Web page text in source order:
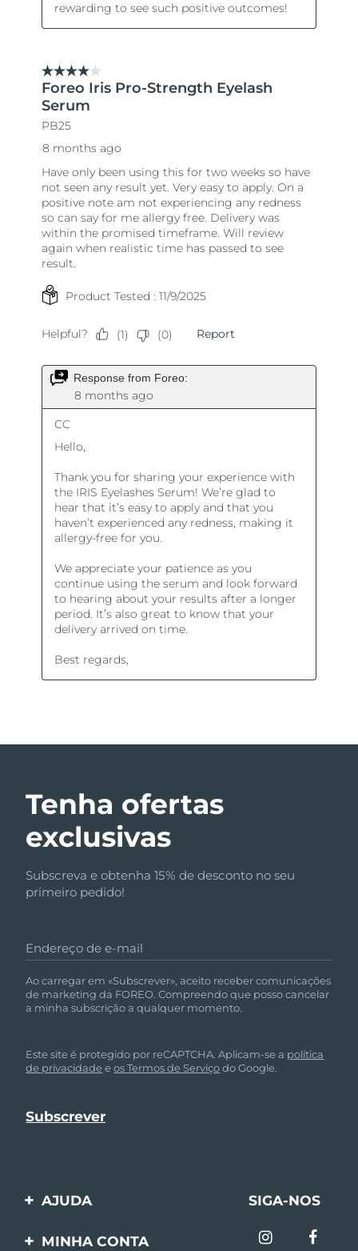
Tenha ofertas
exclusivas
Subscreva e obtenha 15% de desconto no seu
primeiro pedido!
Endereço de e-mail
Ao carregar em «Subscrever», aceito receber comunicações
de marketing da FOREO. Compreendo que posso cancelar
a minha subscrição a qualquer momento.
Este site é protegido por reCAPTCHA. Aplicam-se a política
de privacidade eos Termos de Serviçodo Google.
AJUDA
Entre em contato
SIGA-NOS
MINHA CONTA